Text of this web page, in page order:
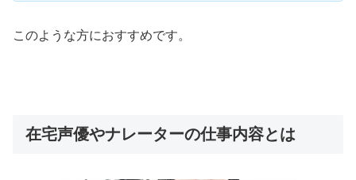
このような方におすすめです。
在宅声優やナレーターの仕事内容とは